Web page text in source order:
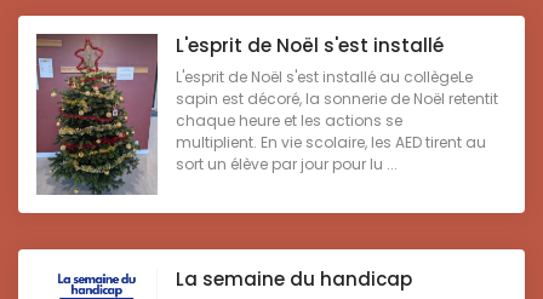
L'esprit de Noël s'est installé
L'esprit de Noël s'est installé au collègeLe
sapin est décoré, la sonnerie de Noël retentit
chaque heure et les actions se
multiplient. En vie scolaire, les AED tirent au
sort un élève par jour pour lu ...
La semaine du handicap